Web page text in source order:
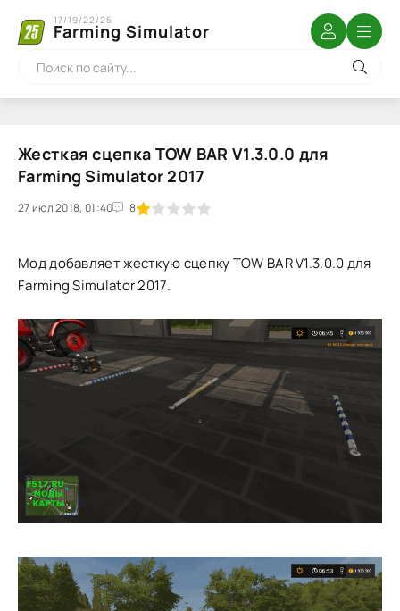
Farming Simulator
17/19/22/25
Жесткая сцепка TOW BAR V1.3.0.0 для
Farming Simulator 2017
27 июл 2018, 01:40 8
1 2 3 4 5
Мод добавляет жесткую сцепку TOW BAR V1.3.0.0 для
Farming Simulator 2017.